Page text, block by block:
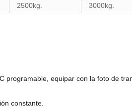
2500kg. 3000kg.
programable, equipar con la foto de
constante.